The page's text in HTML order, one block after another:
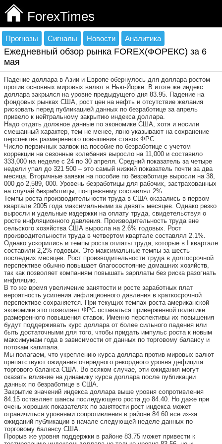
ForexTimes
Прогнозы Сигналы Новости Аналитика
Ежедневный обзор рынка FOREX(ФОРЕКС) за 6
мая
Падение доллара в Азии и Европе обернулось для доллара ростом
против основных мировых валют в Нью-Йорке. В итоге же индекс
доллара закрылся на уровне предыдущего дня 83.95. Падение на
фондовых рынках США, рост цен на нефть и отсутствие желания
рисковать перед публикацией данных по безработице за апрель
привело к нейтральному закрытию индекса доллара.
Надо отдать должное данные по экономике США, хотя и носили
смешанный характер, тем не менее, явно указывают на сохранение
перспектив размеренного повышения ставок ФРС.
Число первичных заявок на пособие по безработице с учетом
коррекции на сезонные колебания выросло на 11,000 и составило
333,000 на неделе с 24 по 30 апреля. Средний показатель за четыре
недели упал до 321 500 – это самый низкий показатель почти за два
месяца. Вторичные заявки на пособие по безработице выросли на 38,
000 до 2,589, 000. Уровень безработицы для рабочих, застрахованных
на случай безработицы, по-прежнему составлял 2%.
Темпы роста производительности труда в США оказались в первом
квартале 2005 года максимальными за девять месяцев. Однако резко
выросли и удельные издержки на оплату труда, свидетельствуя о
росте инфляционного давления. Производительность труда вне
сельского хозяйства США выросла на 2.6% годовых. Рост
производительности труда в четвертом квартале составлял 2.1%.
Однако ускорились и темпы роста оплаты труда, которые в I квартале
составили 2,2% годовых. Это максимальные темпы за шесть
последних месяцев. Рост производительности труда в долгосрочной
перспективе обычно повышает благосостояние домашних хозяйств,
так как позволяет компаниям повышать зарплаты без риска разогнать
инфляцию.
В то же время увеличение занятости и росте заработных плат
вероятность усиления инфляционного давления в краткосрочной
перспективе сохраняется. При текущих темпах роста американской
экономики это позволяет ФРС оставаться приверженной политике
размеренного повышения ставок. Именно перспективы их повышения
будут поддерживать курс доллара от более сильного падения или
быть достаточными для того, чтобы придать импульс роста к новым
максимумам года в зависимости от данных по торговому балансу и
потокам капитала.
Мы полагаем, что укреплению курса доллара против мировых валют
препятствуют ожидания очередного рекордного уровня дефицита
торгового баланса США. Во всяком случае, эти ожидания могут
оказать влияние на динамику курса доллара после публикации
данных по безработице в США.
Закрытие значений индекса доллара выше уровня сопротивления
84.15 оставляет шансы последующего роста до 84.40. Но даже при
очень хороших показателях по занятости рост индекса может
ограничиться уровнями сопротивления в районе 84.60 все из-за
ожиданий публикации в начале следующей неделе данных по
торговому балансу США.
Прорыв же уровня поддержки в районе 83.75 может привести к